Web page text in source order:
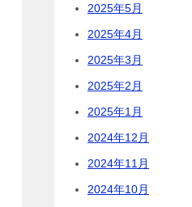
2025年5月
2025年4月
2025年3月
2025年2月
2025年1月
2024年12月
2024年11月
2024年10月